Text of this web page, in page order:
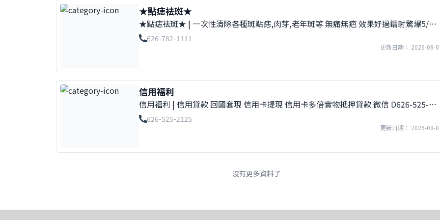
★點痣袪斑★
★點痣袪斑★ | 一次性清除各種斑點痣,肉芽,老年斑等 無痛無疤 效果好過鐳射驚爆5/起
626-782-1111聖市
626-782-1111
更新日期： 2026-08-
信用福利
信用福利 | 信用貸款 回國套現 信用卡提現 信用卡多倍實物抵押貸款 微信 D626-525-
2125 電話 626-525-2125
626-525-2125
更新日期： 2026-08-
沒有更多資料了